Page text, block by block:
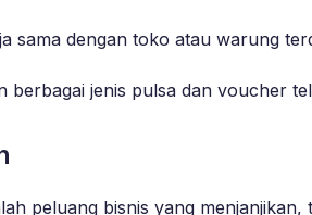
sama dengan toko atau warung
berbagai jenis pulsa dan voucher
peluang bisnis yang